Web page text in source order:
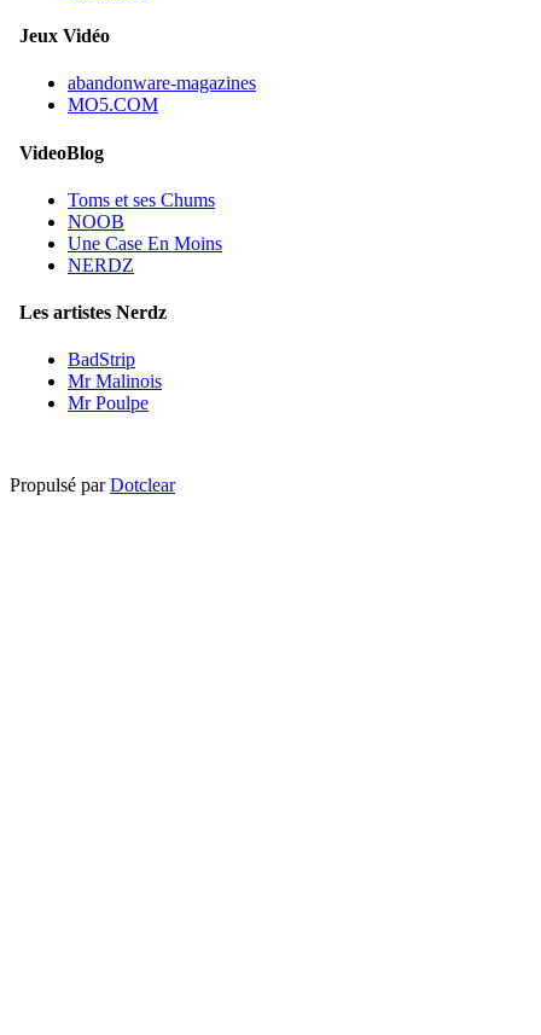
Jeux Vidéo
abandonware-magazines
MO5.COM
VideoBlog
Toms et ses Chums
NOOB
Une Case En Moins
NERDZ
Les artistes Nerdz
BadStrip
Mr Malinois
Mr Poulpe
Propulsé parDotclear